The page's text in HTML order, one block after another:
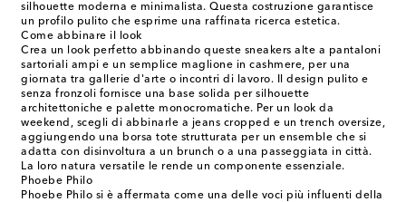
silhouette moderna e minimalista. Questa costruzione garantisce
un profilo pulito che esprime una raffinata ricerca estetica.
Come abbinare il look
Crea un look perfetto abbinando queste sneakers alte a pantaloni
sartoriali ampi e un semplice maglione in cashmere, per una
giornata tra gallerie d'arte o incontri di lavoro. Il design pulito e
senza fronzoli fornisce una base solida per silhouette
architettoniche e palette monocromatiche. Per un look da
weekend, scegli di abbinarle a jeans cropped e un trench oversize,
aggiungendo una borsa tote strutturata per un ensemble che si
adatta con disinvoltura a un brunch o a una passeggiata in città.
La loro natura versatile le rende un componente essenziale.
Phoebe Philo
Phoebe Philo si è affermata come una delle voci più influenti della